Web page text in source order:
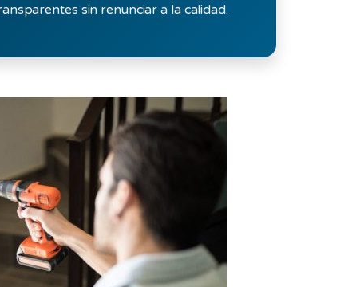
sin renunciar a la calidad.